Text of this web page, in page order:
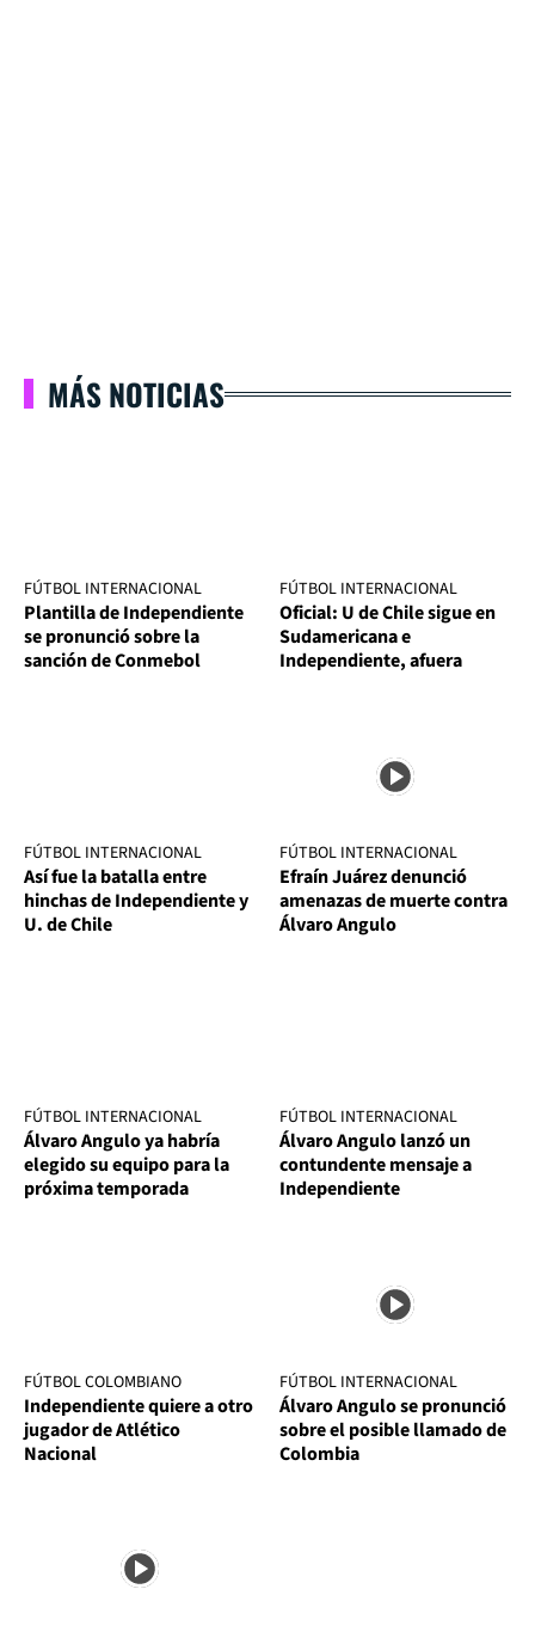
MÁS NOTICIAS
FÚTBOL INTERNACIONAL
Plantilla de Independiente
se pronunció sobre la
sanción de Conmebol
FÚTBOL INTERNACIONAL
Oficial: U de Chile sigue en
Sudamericana e
Independiente, afuera
FÚTBOL INTERNACIONAL
Así fue la batalla entre
hinchas de Independiente y
U. de Chile
FÚTBOL INTERNACIONAL
Efraín Juárez denunció
amenazas de muerte contra
Álvaro Angulo
FÚTBOL INTERNACIONAL
Álvaro Angulo ya habría
elegido su equipo para la
próxima temporada
FÚTBOL INTERNACIONAL
Álvaro Angulo lanzó un
contundente mensaje a
Independiente
FÚTBOL COLOMBIANO
Independiente quiere a otro
jugador de Atlético
Nacional
FÚTBOL INTERNACIONAL
Álvaro Angulo se pronunció
sobre el posible llamado de
Colombia